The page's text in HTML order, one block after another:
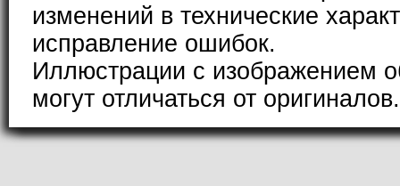
изменений в технические
исправление ошибок.
Иллюстрации с изображением
могут отличаться от оригиналов.